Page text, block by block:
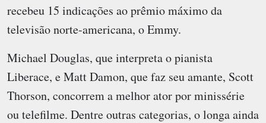
recebeu 15 indicações ao prêmio máximo da
televisão norte-americana, o Emmy.
Michael Douglas, que interpreta o pianista
Liberace, e Matt Damon, que faz seu amante, Scott
Thorson, concorrem a melhor ator por minissérie
ou telefilme. Dentre outras categorias, o longa ainda